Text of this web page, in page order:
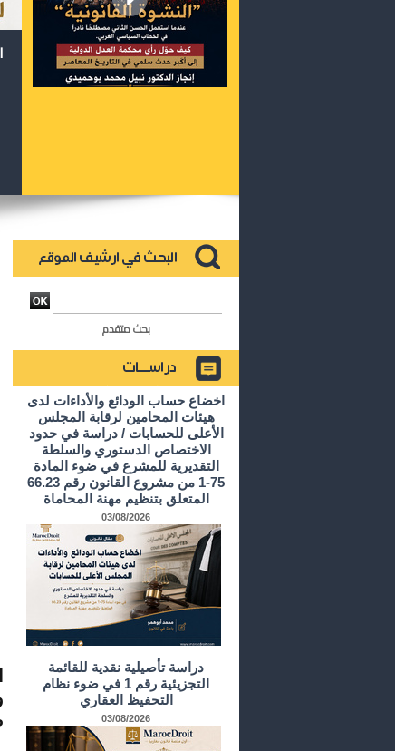
بحث متقدم
اخضاع حساب الودائع والأداءات لدى
هيئات المحامين لرقابة المجلس
الأعلى للحسابات / دراسة في حدود
الاختصاص الدستوري والسلطة
التقديرية للمشرع في ضوء المادة
75-1 من مشروع القانون رقم 66.23
المتعلق بتنظيم مهنة المحاماة
03/08/2026
دراسة تأصيلية نقدية للقائمة
التجزيئية رقم 1 في ضوء نظام
التحفيظ العقاري
03/08/2026